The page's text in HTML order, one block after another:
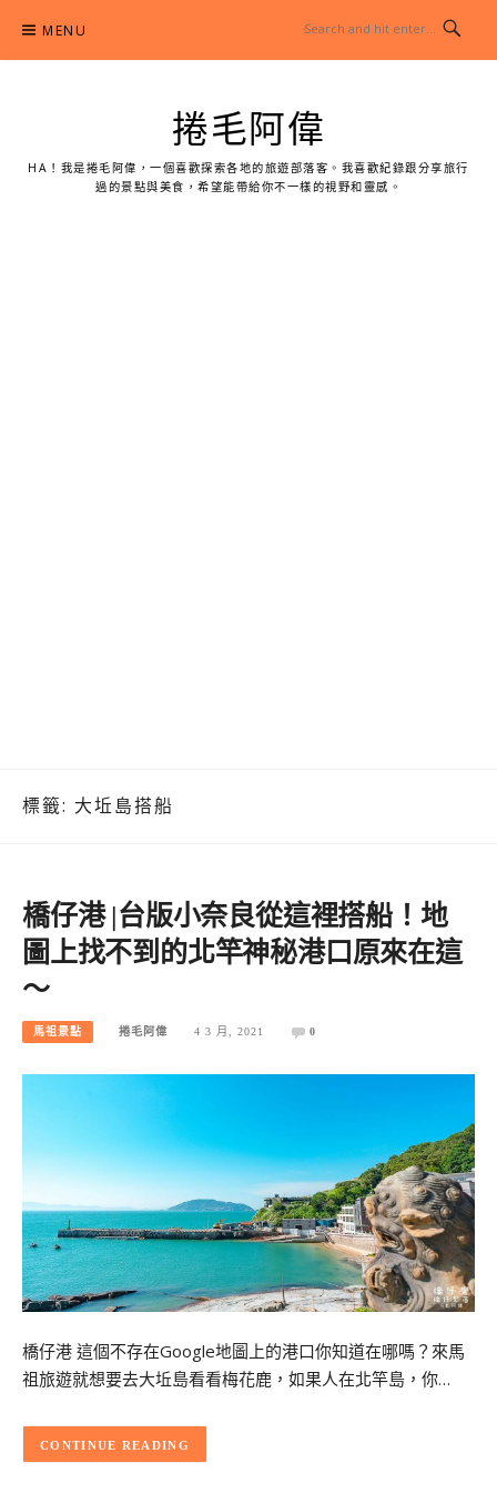
content
MENU
捲毛阿偉
HA！我是捲毛阿偉，一個喜歡探索各地的旅遊部落客。我喜歡紀錄跟分享旅行
過的景點與美食，希望能帶給你不一樣的視野和靈感。
標籤: 大坵島搭船
橋仔港 |台版小奈良從這裡搭船！地
圖上找不到的北竿神秘港口原來在這
～
馬祖景點 捲毛阿偉 4 3 月, 2021 0
橋仔港 這個不存在Google地圖上的港口你知道在哪嗎？來馬
祖旅遊就想要去大坵島看看梅花鹿，如果人在北竿島，你…
CONTINUE READING